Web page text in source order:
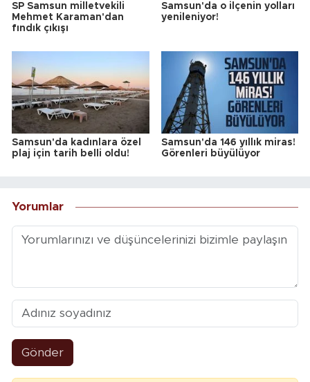
SP Samsun milletvekili
Mehmet Karaman'dan
fındık çıkışı
Samsun'da o ilçenin yolları
yenileniyor!
Samsun'da kadınlara özel
plaj için tarih belli oldu!
Samsun'da 146 yıllık miras!
Görenleri büyülüyor
Yorumlar
Gönder